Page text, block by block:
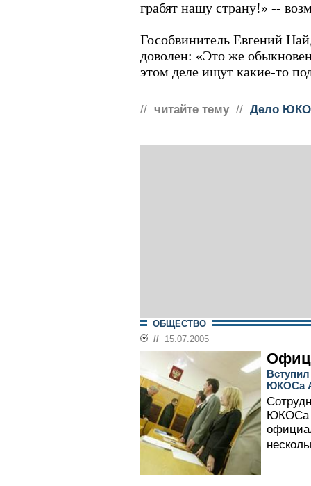
грабят нашу страну!» --
Гособвинитель Евгений
доволен: «Это же
этом деле ищут какие-то
// читайте тему // Дело
ОБЩЕСТВО
// 15.07.2005
ЮКОСа
ЮКОСа